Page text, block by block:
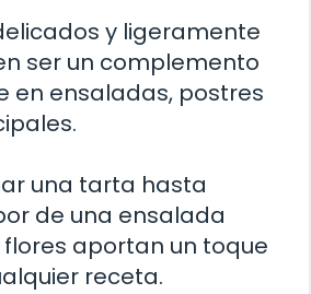
y ligeramente
ser un complemento
en ensaladas, postres
una tarta hasta
de una ensalada
aportan un toque
receta.